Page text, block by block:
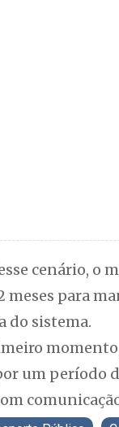
cenário, o
meses para
do sistema.
um período